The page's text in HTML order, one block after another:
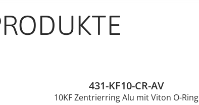
431-KF10-CR-AV
10KF Zentrierring Alu mit Viton O-Ring